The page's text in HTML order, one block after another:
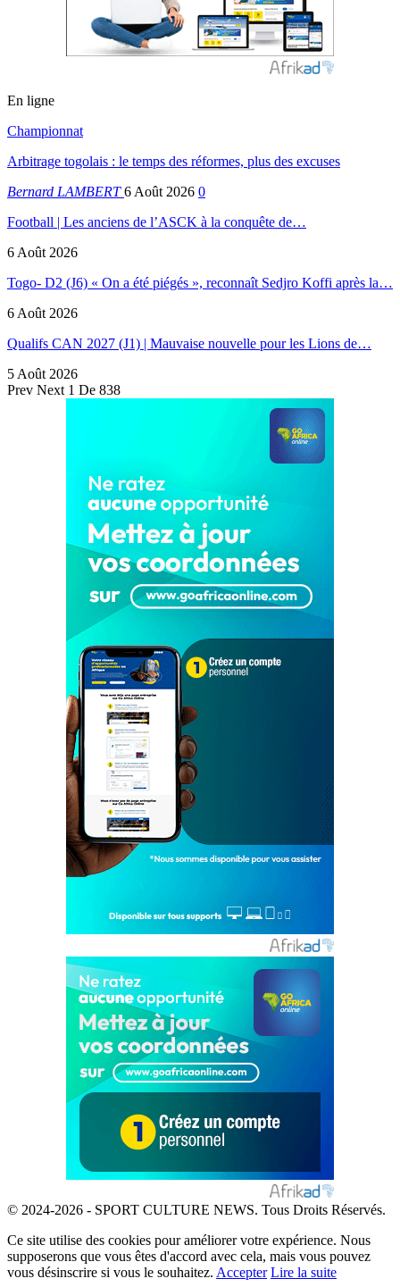
En ligne
Championnat
Arbitrage togolais : le temps des réformes, plus des excuses
Bernard LAMBERT6 Août 2026 0
Football | Les anciens de l’ASCK à la conquête de…
6 Août 2026
Togo- D2 (J6) « On a été piégés », reconnaît Sedjro Koffi après la…
6 Août 2026
Qualifs CAN 2027 (J1) | Mauvaise nouvelle pour les Lions de…
5 Août 2026
Prev Next 1 De 838
© 2024-2026 - SPORT CULTURE NEWS. Tous Droits Réservés.
Ce site utilise des cookies pour améliorer votre expérience. Nous
supposerons que vous êtes d'accord avec cela, mais vous pouvez
vous désinscrire si vous le souhaitez. Accepter Lire la suite